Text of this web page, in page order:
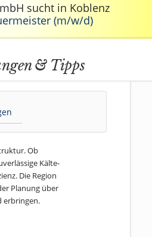
sucht in Koblenz
(m/w/d)
& Tipps
Ob
Kälte-
Die Region
Planung über
erbringen.